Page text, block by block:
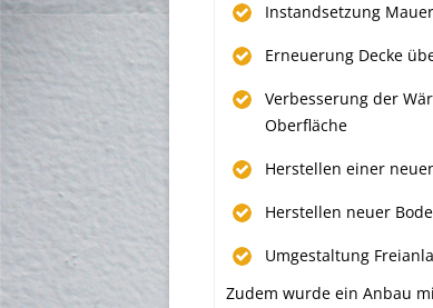
Instandsetzung
Erneuerung Decke
Verbesserung der
Oberfläche
Herstellen einer
Herstellen neuer
Umgestaltung
Zudem wurde ein Anbau